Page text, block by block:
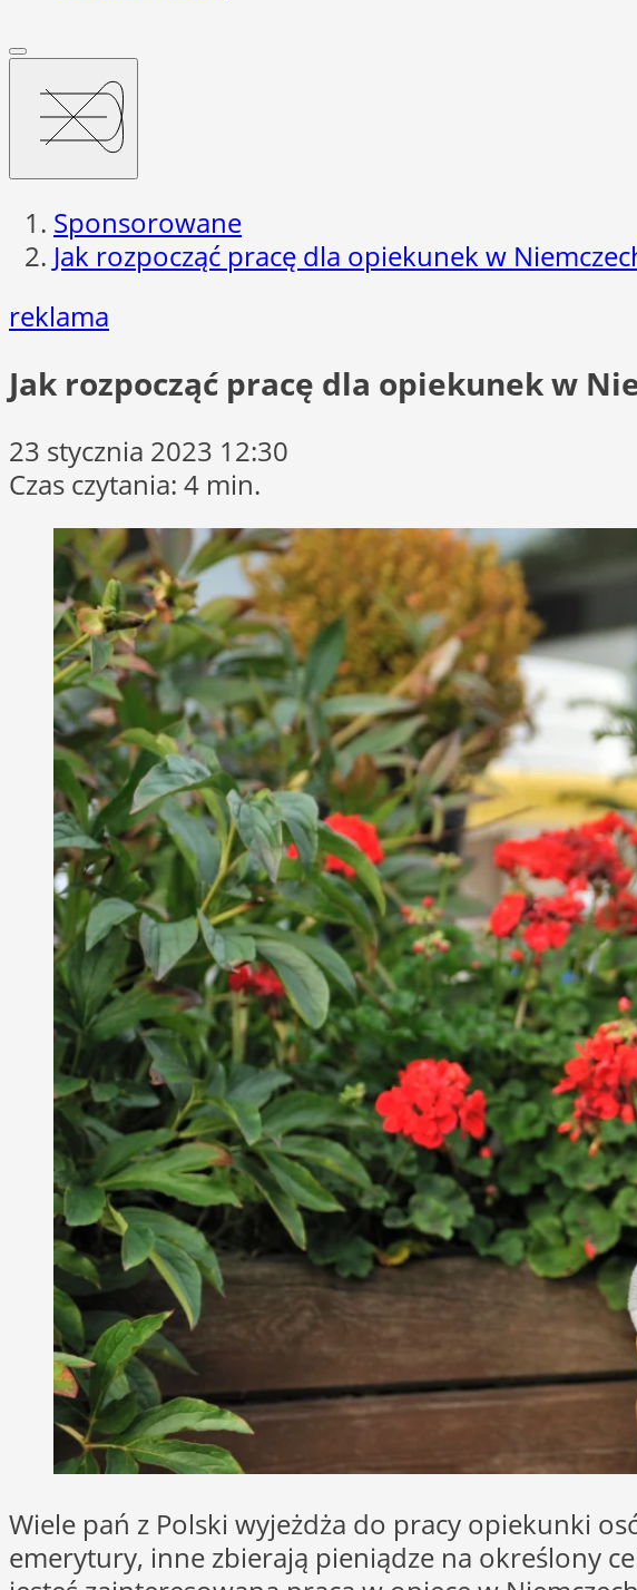
Sponsorowane
Jak rozpocząć pracę dla opiekunek w
reklama
Jak rozpocząć pracę dla opiekunek w
23 stycznia 2023 12:30
Czas czytania: 4 min.
Wiele pań z Polski wyjeżdża do pracy opiekunki
emerytury, inne zbierają pieniądze na określony